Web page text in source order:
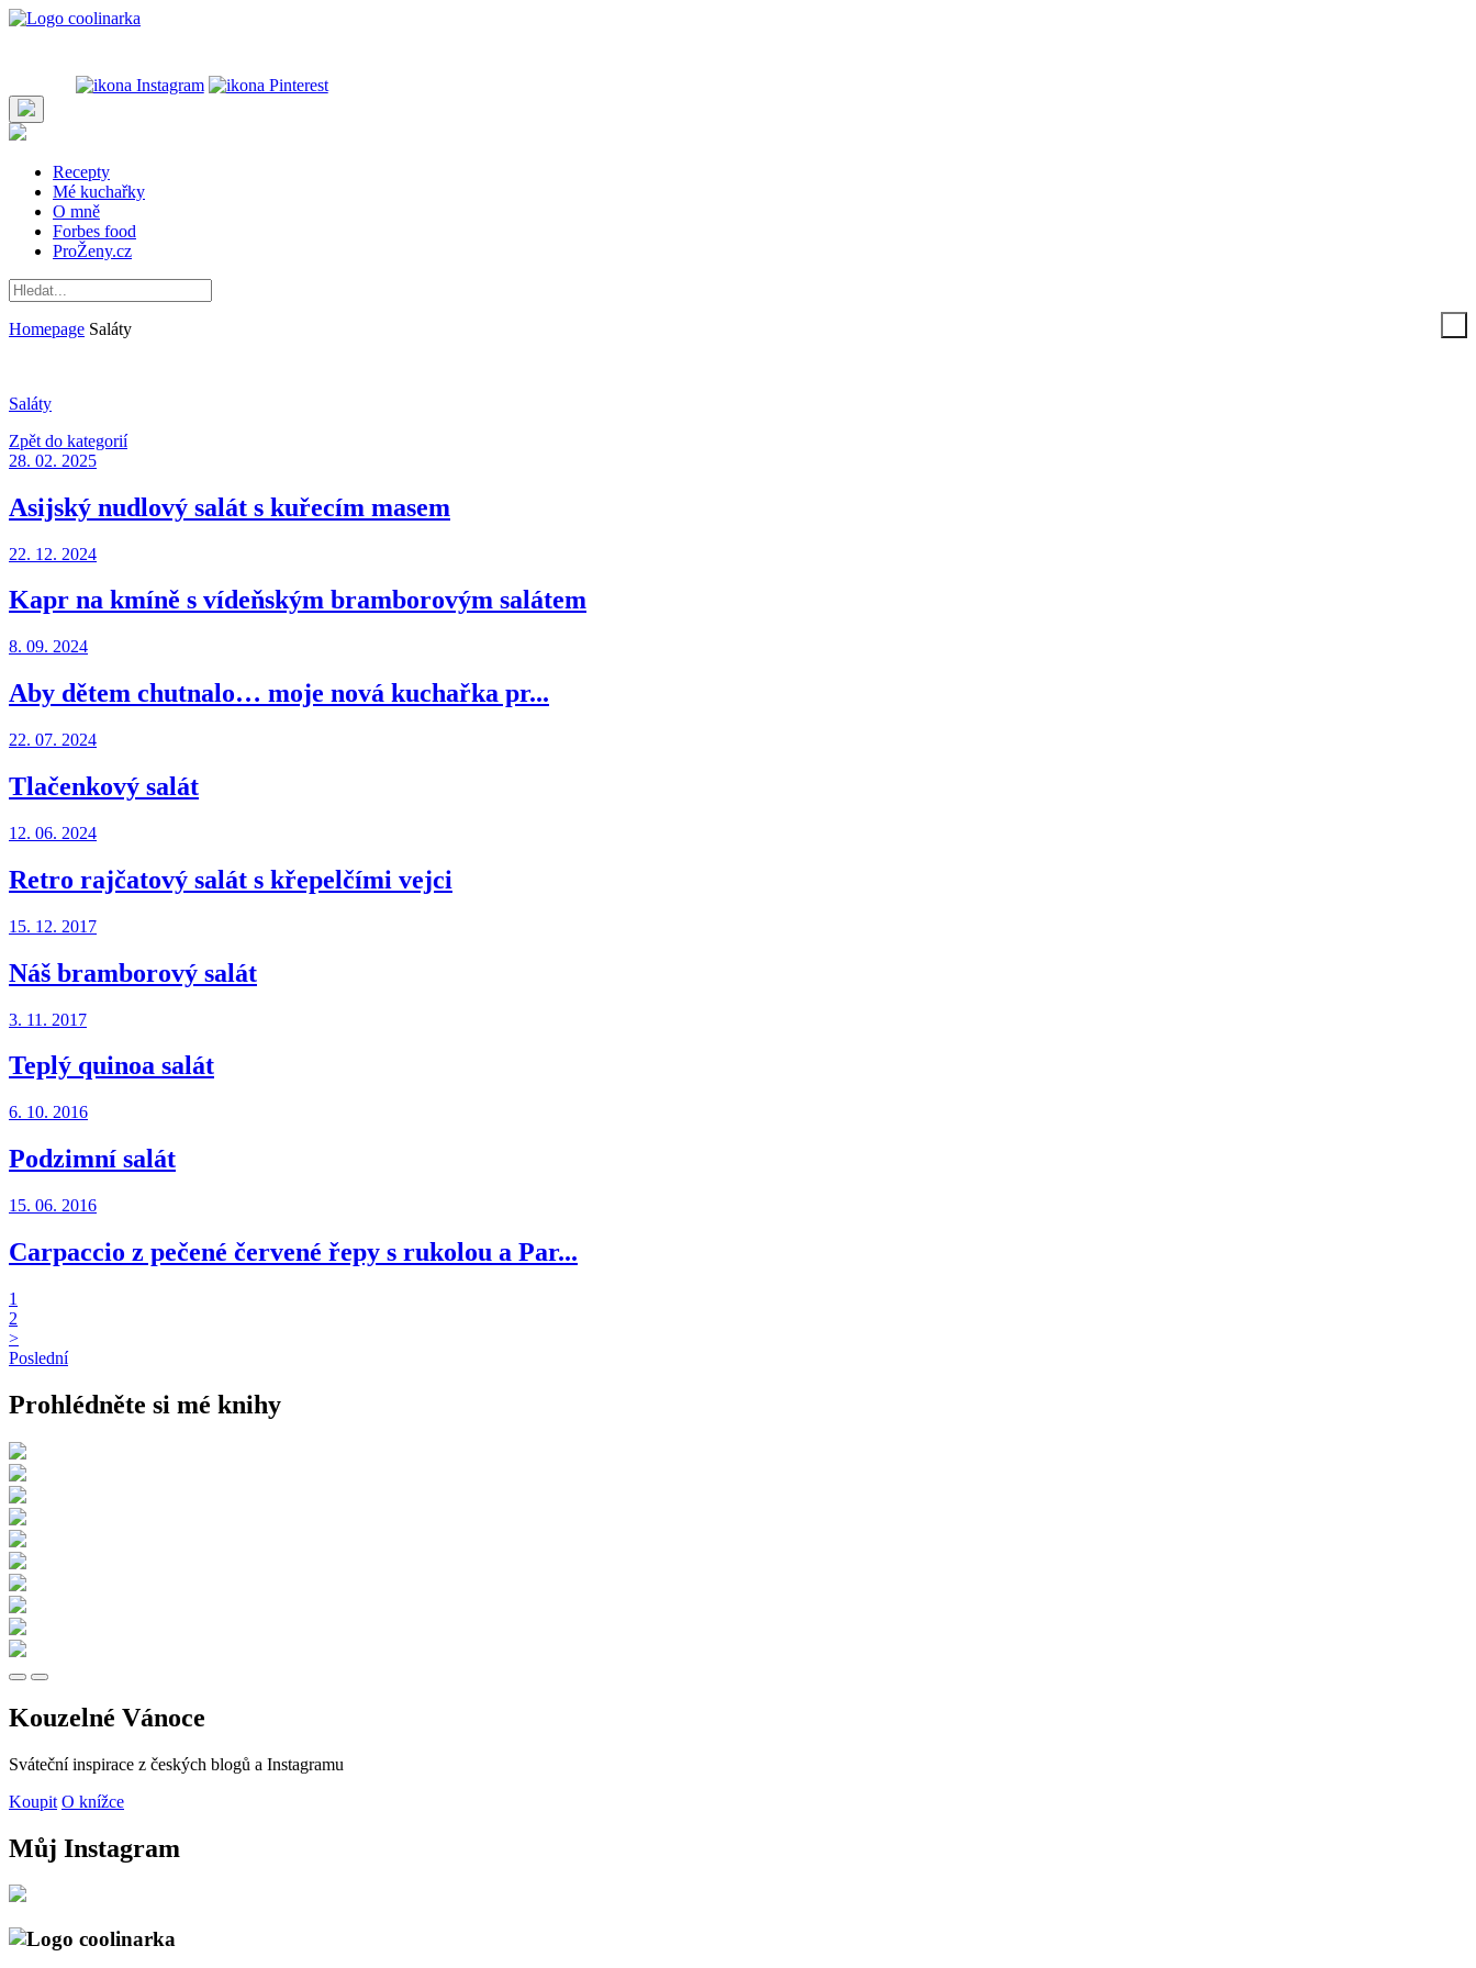
Recepty
Mé kuchařky
O mně
Forbes food
ProŽeny.cz
Homepage Saláty
Saláty
Zpět do kategorií
28. 02. 2025
Asijský nudlový salát s kuřecím masem
22. 12. 2024
Kapr na kmíně s vídeňským bramborovým salátem
8. 09. 2024
Aby dětem chutnalo… moje nová kuchařka pr...
22. 07. 2024
Tlačenkový salát
12. 06. 2024
Retro rajčatový salát s křepelčími vejci
15. 12. 2017
Náš bramborový salát
3. 11. 2017
Teplý quinoa salát
6. 10. 2016
Podzimní salát
15. 06. 2016
Carpaccio z pečené červené řepy s rukolou a Par...
1
2
>
Poslední
Prohlédněte si mé knihy
Kouzelné Vánoce
Sváteční inspirace z českých blogů a Instagramu
Koupit O knížce
Můj Instagram